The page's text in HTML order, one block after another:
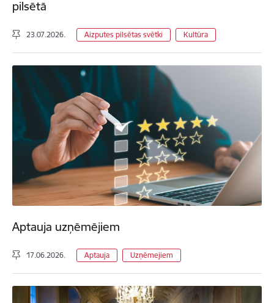
pilsētā
23.07.2026. Aizputes pilsētas svētki Kultūra
Aptauja uzņēmējiem
17.06.2026. Aptauja Uzņēmejiem